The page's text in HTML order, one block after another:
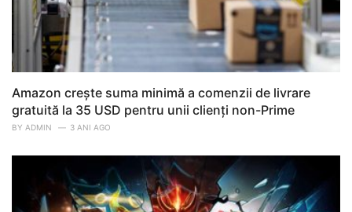
Amazon crește suma minimă a comenzii de livrare
gratuită la 35 USD pentru unii clienți non-Prime
BY ADMIN 3 ANI AGO